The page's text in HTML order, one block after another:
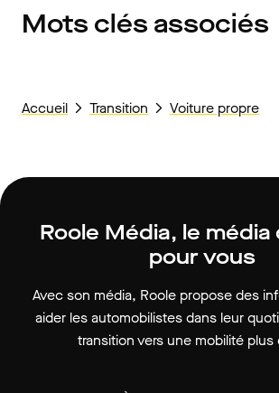
Mots clés associés
Accueil Transition Voiture propre
Roole Média, le média
pour vous
Avec son média, Roole propose des
aider les automobilistes dans leur
transition vers une mobilité plus